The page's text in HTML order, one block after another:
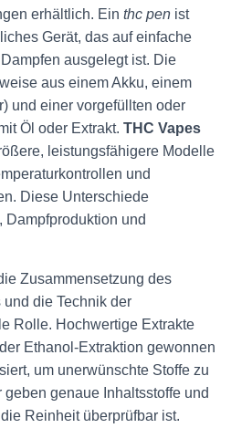
erhältlich. Ein thc pen ist
Gerät, das auf einfache
ausgelegt ist. Die
aus einem Akku, einem
und einer vorgefüllten oder
Öl oder Extrakt. THC Vapes
leistungsfähigere Modelle
und
Diese Unterschiede
Dampfproduktion und
Zusammensetzung des
die Technik der
Rolle. Hochwertige Extrakte
Ethanol-Extraktion gewonnen
um unerwünschte Stoffe zu
genaue Inhaltsstoffe und
Reinheit überprüfbar ist.